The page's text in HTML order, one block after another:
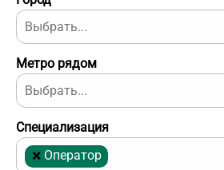
Метро рядом
Специализация
× Оператор